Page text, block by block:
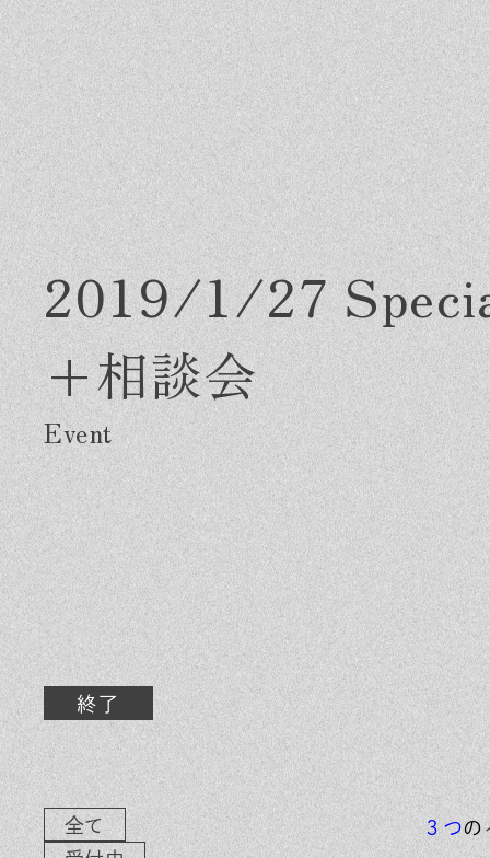
2019/1/27
+相談会
終了
全て
３つの
Greeting
はじめましての方へ
Made in DAIMASA
私たちの想い
オーダーメイドの住まい
素材のこだわり
住まいの特性
家づくりの流れ
保証とサポート
ヒノキプロジェクト
施
ス
イ
気
よ
お
木